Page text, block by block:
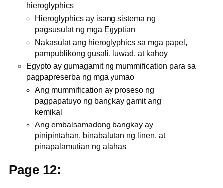
hieroglyphics
Hieroglyphics ay isang sistema ng
pagsusulat ng mga Egyptian
Nakasulat ang hieroglyphics sa mga papel,
pampublikong gusali, luwad, at kahoy
Egypto ay gumagamit ng mummification para sa
pagpapreserba ng mga yumao
Ang mummification ay proseso ng
pagpapatuyo ng bangkay gamit ang
kemikal
Ang embalsamadong bangkay ay
pinipintahan, binabalutan ng linen, at
pinapalamutian ng alahas
Page 12: